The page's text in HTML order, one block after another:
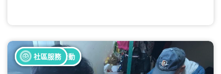
全部健康活動
全部義工活動
社區服務